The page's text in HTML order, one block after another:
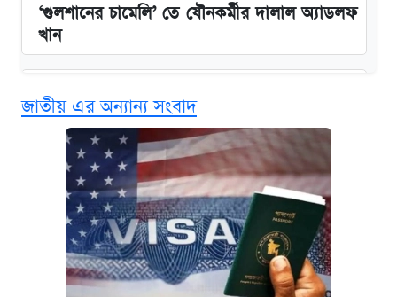
‘গুলশানের চামেলি’ তে যৌনকর্মীর দালাল অ্যাডলফ
খান
দাম ও ফিচার
কবে শুরু হচ্ছে ঢাবির ভর্তি আবেদন, জানাল কর্তৃপক্ষ
নবম জাতীয় পে-স্কেল নিয়ে সর্বশেষ যা জানা গেল
আজকের বাজারে স্বর্ণ-রুপার দাম (৫ আগস্ট)
জাতীয় এর অন্যান্য সংবাদ